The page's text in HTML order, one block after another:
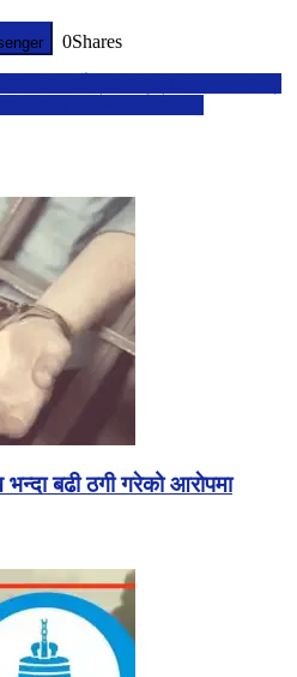
0Shares
बढी ठगी गरेको आराेपमा